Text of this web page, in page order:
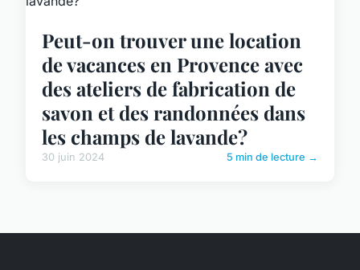
Peut-on trouver une location
de vacances en Provence avec
des ateliers de fabrication de
savon et des randonnées dans
les champs de lavande?
30 juin 2024 5 min de lecture →